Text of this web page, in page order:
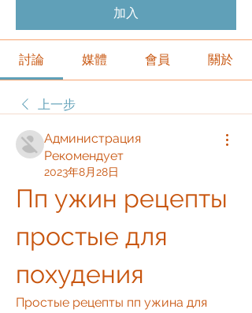
加入
討論 媒體 會員 關於
上一步
Администрация
Рекомендует
2023年8月28日
Пп ужин рецепты
простые для
похудения
Простые рецепты пп ужина для